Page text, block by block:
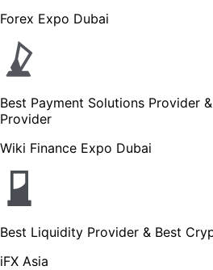
Forex Expo Dubai
Best Payment Solutions Provider
Provider
Wiki Finance Expo Dubai
Best Liquidity Provider & Best
iFX Asia